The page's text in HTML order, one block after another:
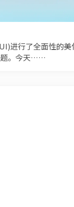
进行了全面性的
题。今天……